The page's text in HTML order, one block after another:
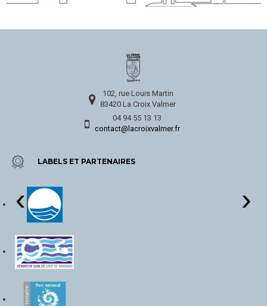
102, rue Louis Martin
83420 La Croix Valmer
04 94 55 13 13
contact@lacroixvalmer.fr
LABELS ET PARTENAIRES
‹ ›